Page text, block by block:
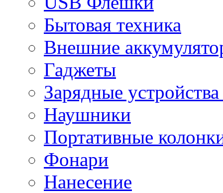
Бытовая техника
Внешние
Гаджеты
Зарядные
Наушники
Портативные
Фонари
Нанесение